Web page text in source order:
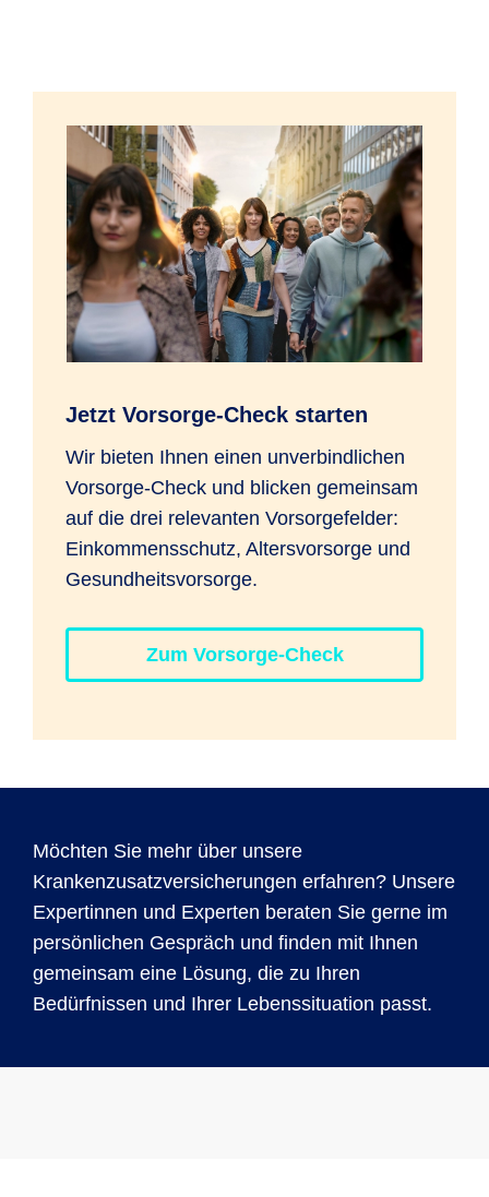
Jetzt Vorsorge-Check starten
Wir bieten Ihnen einen unverbindlichen
Vorsorge-Check und blicken gemeinsam
auf die drei relevanten Vorsorgefelder:
Einkommensschutz, Altersvorsorge und
Gesundheitsvorsorge.
Zum Vorsorge-Check
Möchten Sie mehr über unsere
Krankenzusatzversicherungen erfahren? Unsere
Expertinnen und Experten beraten Sie gerne im
persönlichen Gespräch und finden mit Ihnen
gemeinsam eine Lösung, die zu Ihren
Bedürfnissen und Ihrer Lebenssituation passt.